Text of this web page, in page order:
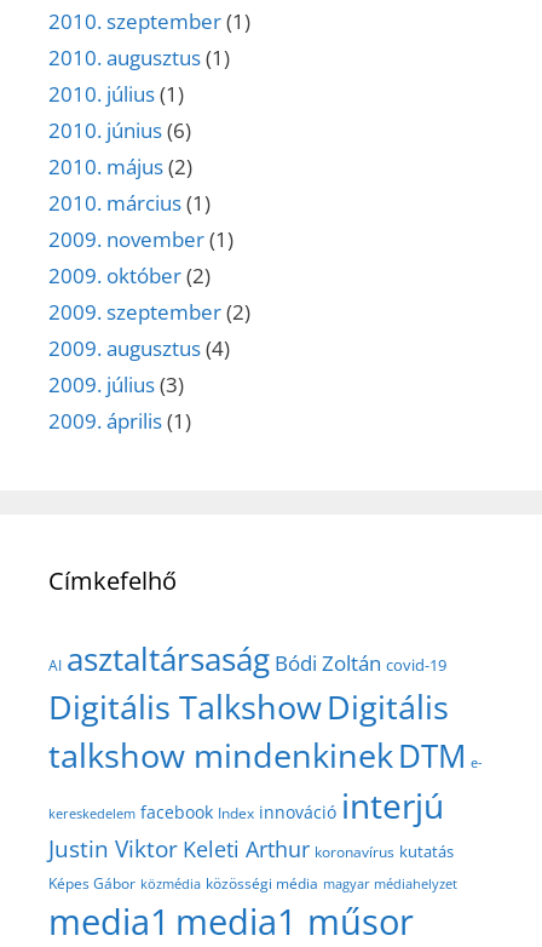
2010. szeptember(1)
2010. augusztus(1)
2010. július(1)
2010. június(6)
2010. május(2)
2010. március(1)
2009. november(1)
2009. október(2)
2009. szeptember(2)
2009. augusztus(4)
2009. július(3)
2009. április(1)
Címkefelhő
AI asztaltársaság Bódi Zoltán covid-19
Digitális TalkshowDigitális
talkshow mindenkinekDTM e-
kereskedelem facebook Index innováció interjú
Justin Viktor Keleti Arthur koronavírus kutatás
Képes Gábor közmédia közösségi média magyar médiahelyzet
media1 media1 műsor